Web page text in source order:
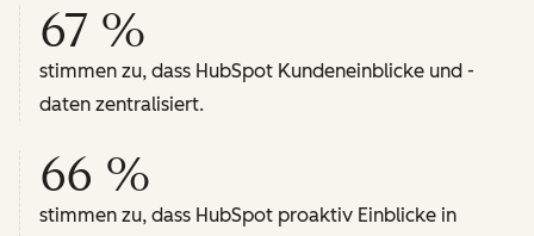
67 %
stimmen zu, dass HubSpot Kundeneinblicke und -
daten zentralisiert.
66 %
stimmen zu, dass HubSpot proaktiv Einblicke in